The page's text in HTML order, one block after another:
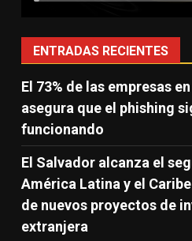
ENTRADAS RECIENTES
El 73% de las empresas
asegura que el phishing
funcionando
El Salvador alcanza el
América Latina y el
de nuevos proyectos de
extranjera